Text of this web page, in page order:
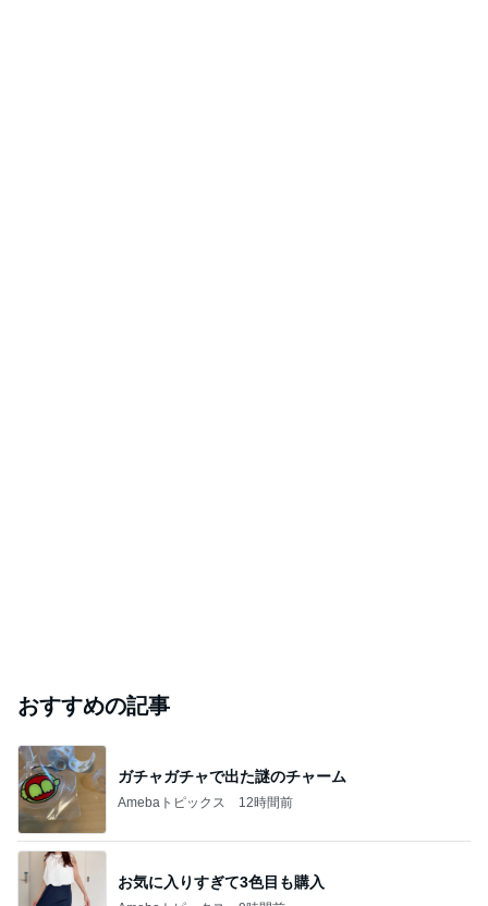
おすすめの記事
ガチャガチャで出た謎のチャーム
Amebaトピックス 12時間前
お気に入りすぎて3色目も購入